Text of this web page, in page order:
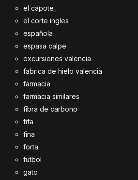
el capote
el corte ingles
española
espasa calpe
excursiones valencia
fabrica de hielo valencia
farmacia
farmacia similares
fibra de carbono
fifa
fina
forta
futbol
gato